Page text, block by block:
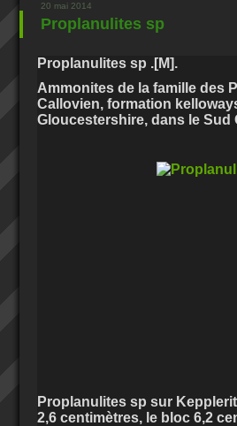
20 mai 2014
Proplanulites sp
Proplanulites sp .[M].
Ammonites de la famille des
Callovien, formation
Gloucestershire, dans le Sud
Proplanulites sp sur
2,6 centimètres, le bloc 6,2